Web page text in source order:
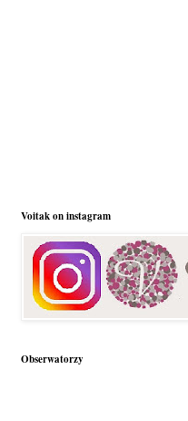
Voitak on instagram
Obserwatorzy